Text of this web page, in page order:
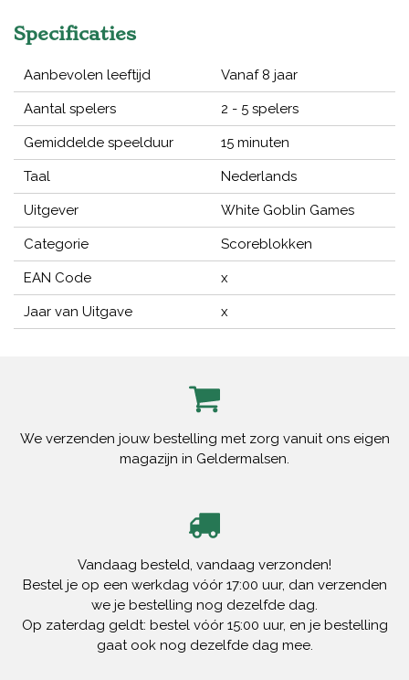
Specificaties
Aanbevolen leeftijd Vanaf 8 jaar
Aantal spelers 2 - 5 spelers
Gemiddelde speelduur 15 minuten
Taal Nederlands
Uitgever White Goblin Games
Categorie Scoreblokken
EAN Code x
Jaar van Uitgave x
We verzenden jouw bestelling met zorg vanuit ons eigen
magazijn in Geldermalsen.
Vandaag besteld, vandaag verzonden!
Bestel je op een werkdag vóór 17:00 uur, dan verzenden
we je bestelling nog dezelfde dag.
Op zaterdag geldt: bestel vóór 15:00 uur, en je bestelling
gaat ook nog dezelfde dag mee.